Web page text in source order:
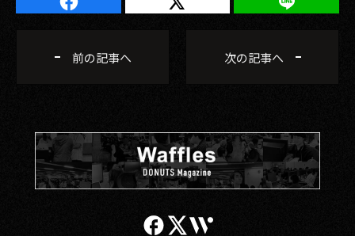
前の記事へ 次の記事へ